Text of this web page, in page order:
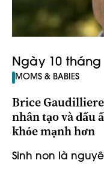
Ngày 10 tháng
MOMS & BABIES
Brice
nhân tạo và dấu
khỏe mạnh hơn
Sinh non là